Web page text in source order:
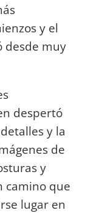
y el
desde muy
despertó
y la
de
y
camino que
lugar en